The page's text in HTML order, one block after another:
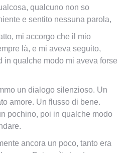
qualcuno non so
e sentito nessuna parola,
mi accorgo che il mio
là, e mi aveva seguito,
in qualche modo mi aveva forse
un dialogo silenzioso. Un
amore. Un flusso di bene.
pochino, poi in qualche modo
ancora un poco, tanto era